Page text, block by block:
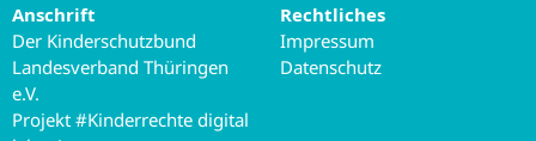
Anschrift
Der Kinderschutzbund
Landesverband Thüringen
e.V.
Projekt #Kinderrechte digital
Rechtliches
Impressum
Datenschutz